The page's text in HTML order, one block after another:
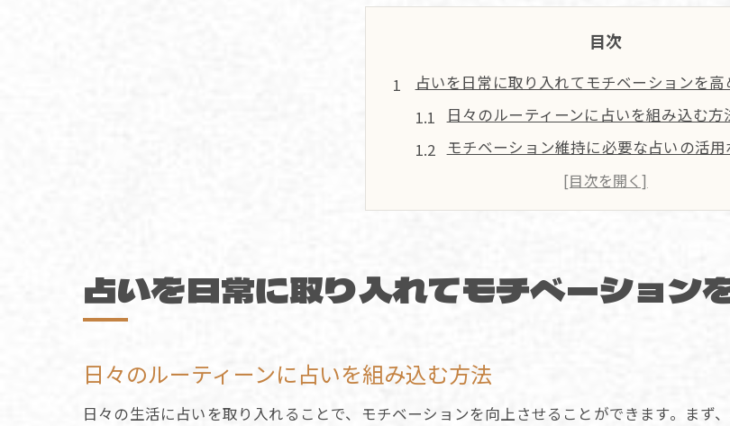
目次
占いを日常に取り入れてモチベーションを高
日々のルーティーンに占いを組み込む方
モチベーション維持に必要な占いの活用
朝の占いと夜の振り返りで得られる新た
日常生活への占いの適応で心の安定を図
占いを仲間とのコミュニケーションツ
占いがもたらす心の支えと直感力の磨き方
直感を鋭くするための占いの実践法
占いを通じた自分自身との対話の重要性
占いを日常に取り入れてモチベーション
日々のルーティーンに占いを組み込む方法
日々の生活に占いを取り入れることで、モチベーションを向上させることができます。まず